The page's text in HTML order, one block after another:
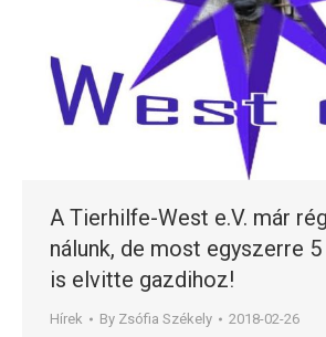
A Tierhilfe-West e.V. már
nálunk, de most egyszerre
is elvitte gazdihoz!
Hírek By Zsófia Székely 2018-02-26